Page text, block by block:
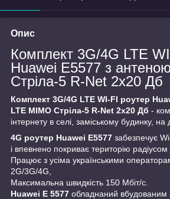
Опис
Комплект 3G/4G LTE
Huawei E5577 з
Стріла-5 R-Net 2x20 Дб
Комплект 3G/4G LTE WI-FI роутер
LTE MIMO Стріла-5 R-Net 2x20 Дб -
інтернету в селі, заміському будинку, на
4G роутер Huawei E5577 забезпечує
і впевнено покриває територію
Працює з усіма українськими
2G/3G/4G,
Максимальна швидкість 150 Мбіт/с.
Huawei E 5577 обладнаний